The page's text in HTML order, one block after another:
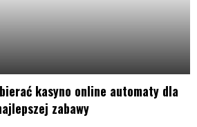
kasyno online automaty dla
zabawy